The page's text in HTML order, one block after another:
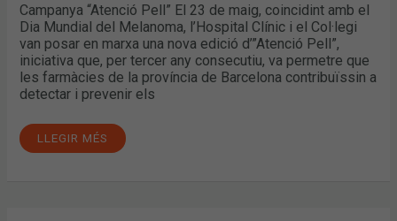
Campanya “Atenció Pell” El 23 de maig, coincidint amb el
Dia Mundial del Melanoma, l’Hospital Clínic i el Col·legi
van posar en marxa una nova edició d’”Atenció Pell”,
iniciativa que, per tercer any consecutiu, va permetre que
les farmàcies de la província de Barcelona contribuïssin a
detectar i prevenir els
LLEGIR MÉS